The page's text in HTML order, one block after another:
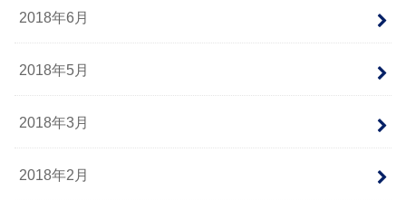
2018年6月
2018年5月
2018年3月
2018年2月